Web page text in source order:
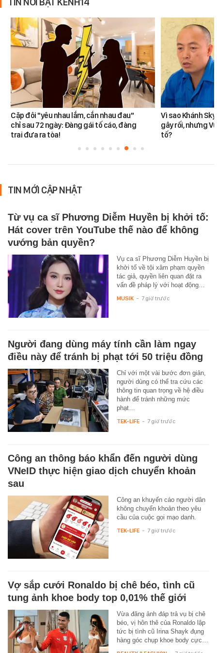
Cặp đôi "yêu nhau lắm, cắn nhau đau"
chỉ sau 72 ngày: Đàng gái tố cáo, đàng
trai đưa ra tòa!
Vì sao Khánh
gây rối, nhưng
tố?
TIN MỚI CẬP NHẬT
Từ vụ ca sĩ Phương Diễm Huyền bị khởi tố:
Hát cover trên YouTube thế nào để không
vướng bản quyền?
Vụ ca sĩ Phương Diễm Huyền bị
khởi tố về tội xâm phạm quyền
tác giả, quyền liên quan đặt ra
vấn đề pháp lý với hoạt động…
MUSIK - 7 giờ trước
Người đang dùng máy tính cần làm ngay
điều này để tránh bị phạt tới 50 triệu đồng
Chỉ với một vài bước đơn giản,
người dùng có thể tra cứu các
thông tin quan trọng về hệ điều
hành để tránh những mức
phạt…
TEK-LIFE - 7 giờ trước
Công an thông báo khẩn đến người dùng
VNeID thực hiện giao dịch chuyển khoản
sau
Công an khuyến cáo người dân
không chuyển khoản theo yêu
cầu của cuộc gọi mạo danh.
TEK-LIFE - 7 giờ trước
Vợ sắp cưới Ronaldo bị chê béo, tình cũ
tung ảnh khoe body top 0,01% thế giới
Vừa đăng ảnh đáp trả vụ bị chê
béo, vị hôn thê của Ronaldo lập
tức bị tình cũ Irina Shayk đụng
hàng góc chụp khoe body cực…